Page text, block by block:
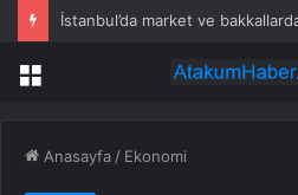
Menü
Anasayfa / Ekonomi